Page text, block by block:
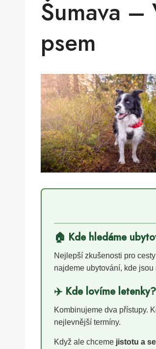
Šumava
psem
🏠 Kde hledáme
Nejlepší zkušenosti pro
najdeme ubytování, kde
✈️ Kde lovíme letenky?
Kombinujeme dva přístupy.
nejlevnější termíny.
Když ale chceme jistotu a